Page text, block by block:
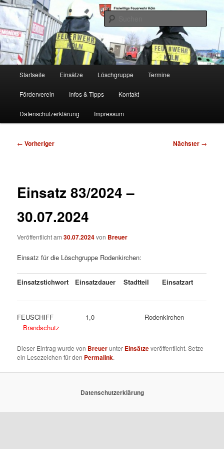
Zum
primären
Inhalt
springenFF Köln, LG RD
Freiwillige Feuerwehr Köln, Löschgruppe Rodenkirchen
Startseite Einsätze Löschgruppe Termine
Förderverein Infos & Tipps Kontakt
Datenschutzerklärung Impressum
Beitragsnavigation
← Vorheriger Nächster →
Einsatz 83/2024 –
30.07.2024
Veröffentlicht am30.07.2024von Breuer
Einsatz für die Löschgruppe Rodenkirchen:
Einsatzstichwort Einsatzdauer Stadtteil Einsatzart
FEUSCHIFF 1,0 Rodenkirchen
Brandschutz
Dieser Eintrag wurde von Breuerunter Einsätzeveröffentlicht. Setze
ein Lesezeichen für den Permalink.
Datenschutzerklärung